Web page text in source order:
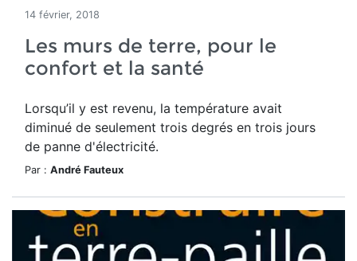
14 février, 2018
Les murs de terre, pour le
confort et la santé
Lorsqu’il y est revenu, la température avait
diminué de seulement trois degrés en trois jours
de panne d'électricité.
Par : André Fauteux